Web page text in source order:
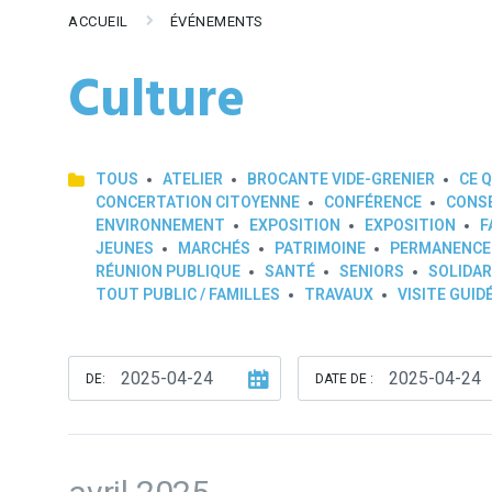
ACCUEIL ÉVÉNEMENTS
Culture
TOUS ATELIER BROCANTE VIDE-GRENIER CE
CONCERTATION CITOYENNE
CONFÉRENCE
ENVIRONNEMENT
EXPOSITION EXPOSITION
JEUNES
MARCHÉS PATRIMOINE
RÉUNION PUBLIQUE
SANTÉ SENIORS
TOUT PUBLIC / FAMILLES
TRAVAUX VISITE
DE: DATE DE :